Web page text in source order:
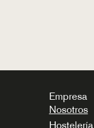
Empresa
Nosotros
Hostelería